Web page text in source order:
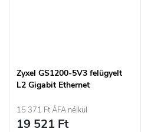
Zyxel GS1200-5V3 felügyelt
L2 Gigabit Ethernet
15 371 Ft ÁFA nélkül
19 521 Ft